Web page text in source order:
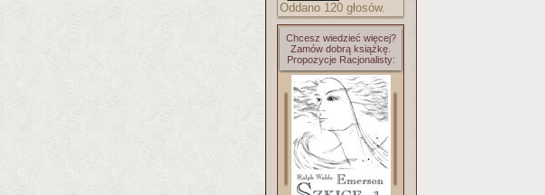
Oddano 120 głosów.
Chcesz wiedzieć więcej?
Zamów dobrą książkę.
Propozycje Racjonalisty: